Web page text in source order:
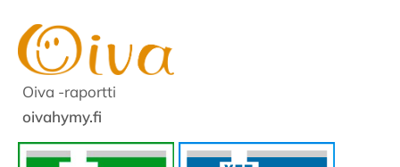
Oiva -raportti
oivahymy.fi